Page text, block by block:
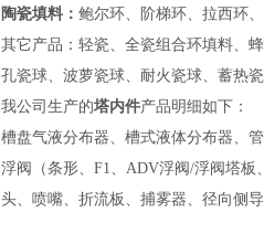
陶瓷填料：鲍尔环、阶梯环、拉西环
其它产品：轻瓷、全瓷组合环填料、
孔瓷球、波萝瓷球、耐火瓷球、蓄热
我公司生产的塔内件产品明细如下：
槽盘气液分布器、槽式液体分布器、
浮阀（条形、F1、ADV浮阀/浮阀塔
头、喷嘴、折流板、捕雾器、径向侧